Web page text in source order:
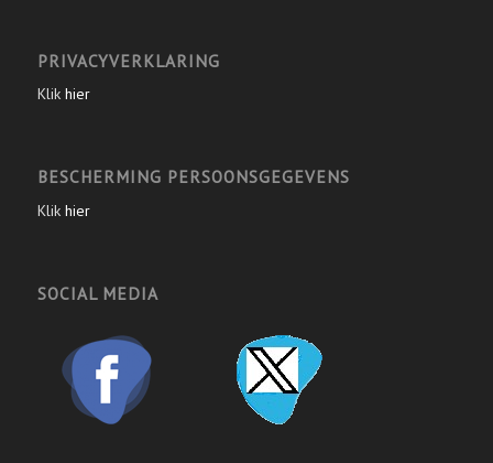
PRIVACYVERKLARING
Klik hier
BESCHERMING PERSOONSGEGEVENS
Klik hier
SOCIAL MEDIA